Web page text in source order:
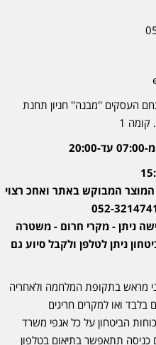
- מתחם העסקים ''מבנה'' חניון תחנת
מ-07:00 עד-20:00
המבוקש באתר ואחכ רצוי
ניתן - מקרי חרום - משטרה
ניתן לטלפן ולקבל סיוע גם
מראש בתקופת המלחמה ולאחריה
בלבד ואו למקרים חריגים
הביטחון על כל אגפי משרד
כניסה תתאפשר בתיאום בטלפון